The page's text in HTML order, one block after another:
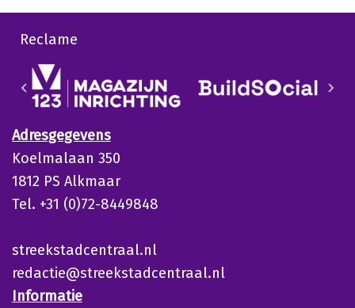
Reclame
Adresgegevens
Koelmalaan 350
1812 PS Alkmaar
Tel. +31 (0)72-8449848
streekstadcentraal.nl
redactie@streekstadcentraal.nl
Informatie